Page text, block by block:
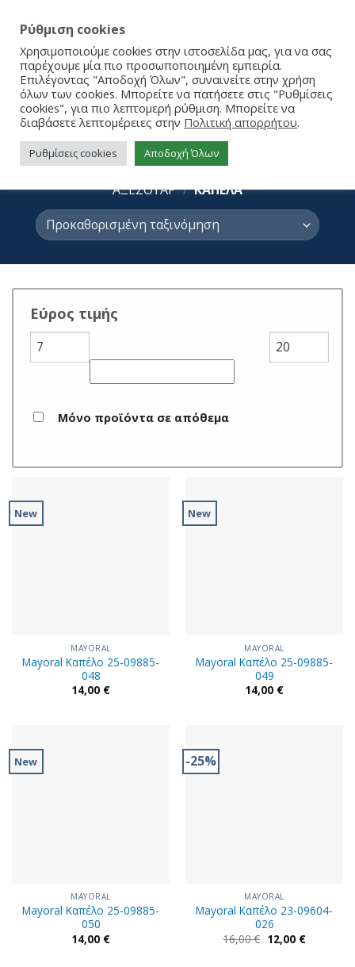
ΚΑΠΕΛΑ
ΑΞΕΣΟΥΑΡ / ΚΑΠΕΛΑ
Εύρος τιμής
Μόνο προϊόντα σε απόθεμα
New
MAYORAL
Mayoral Καπέλο 25-09885-
048
14,00 €
New
MAYORAL
Mayoral Καπέλο 25-09885-
049
14,00 €
New
MAYORAL
Mayoral Καπέλο 25-09885-
050
14,00 €
-25%
MAYORAL
Mayoral Καπέλο 23-09604-
026
16,00€ Original
price
12,00 €Η
τρέχουσα
Ρύθμιση cookies
Χρησιμοποιούμε cookies στην ιστοσελίδα μας, για να σας
παρέχουμε μία πιο προσωποποιημένη εμπειρία.
Επιλέγοντας "Αποδοχή Όλων", συναινείτε στην χρήση
όλων των cookies. Μπορείτε να πατήσετε στις "Ρυθμίσεις
cookies", για πιο λεπτομερή ρύθμιση. Μπορείτε να
διαβάσετε λεπτομέρειες στην Πολιτική απορρήτου.
Ρυθμίσεις cookies Αποδοχή Όλων